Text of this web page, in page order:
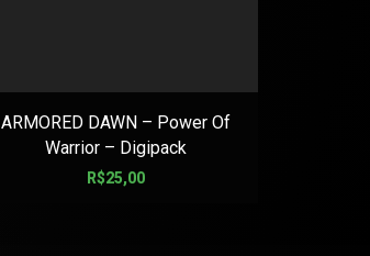
ARMORED DAWN – Power Of
Warrior – Digipack
R$25,00